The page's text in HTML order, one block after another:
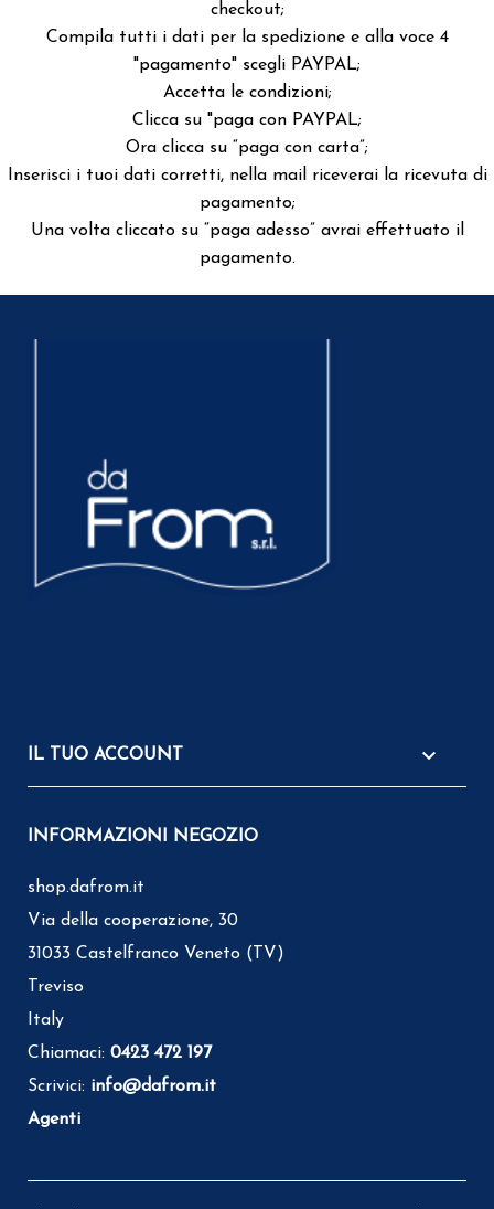
checkout;
Compila tutti i dati per la spedizione e alla voce 4
"pagamento" scegli PAYPAL;
Accetta le condizioni;
Clicca su "paga con PAYPAL;
Ora clicca su “paga con carta”;
Inserisci i tuoi dati corretti, nella mail riceverai la ricevuta di
pagamento;
Una volta cliccato su “paga adesso” avrai effettuato il
pagamento.
IL TUO ACCOUNT 
INFORMAZIONI NEGOZIO
shop.dafrom.it
Via della cooperazione, 30
31033 Castelfranco Veneto (TV)
Treviso
Italy
Chiamaci: 0423 472 197
Scrivici: info@dafrom.it
Agenti